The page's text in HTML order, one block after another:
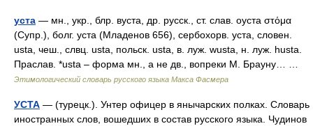
уста — мн., укр., блр. вуста, др. русск., ст. слав. оуста στόμα
(Супр.), болг. уста (Младенов 656), сербохорв. уста, словен.
usta, чеш., слвц. usta, польск. usta, в. луж. wusta, н. луж. husta.
Праслав. *ustа – форма мн., а не дв., вопреки М. Брауну… …
Этимологический словарь русского языка Макса Фасмера
УСТА — (турецк.). Унтер офицер в янычарских полках. Словарь
иностранных слов, вошедших в состав русского языка. Чудинов